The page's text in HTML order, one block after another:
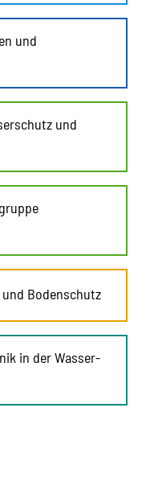
und
und
Bodenschutz
in der Wasser-